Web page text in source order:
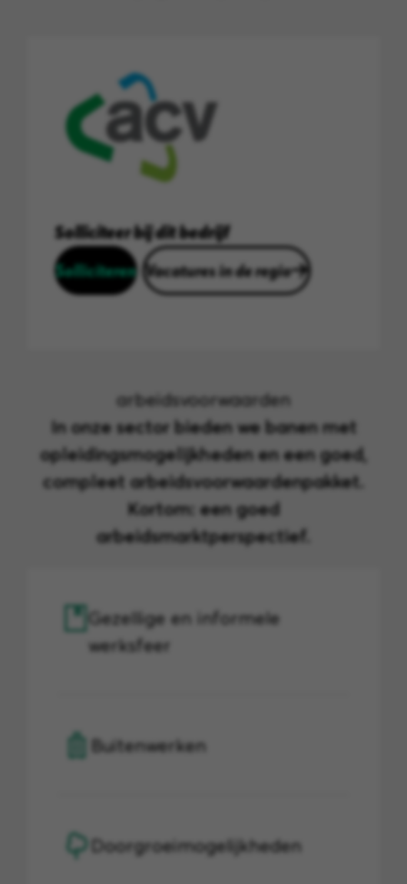
Solliciteer bij dit bedrijf
Solliciteren Vacatures in de regio
arbeidsvoorwaarden
In onze sector bieden we banen met
opleidingsmogelijkheden en een goed,
compleet arbeidsvoorwaardenpakket.
Kortom: een goed
arbeidsmarktperspectief.
Gezellige en informele
werksfeer
Buitenwerken
Doorgroeimogelijkheden